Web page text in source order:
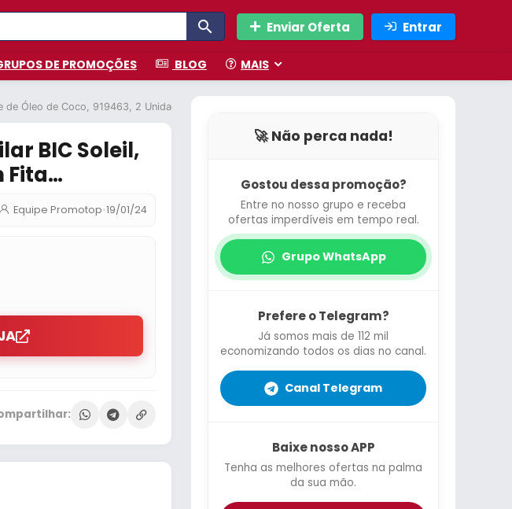
Enviar Oferta Entrar
DE PROMOÇÕES BLOG MAIS
Óleo de Coco, 919463, 2 Unidades
BIC Soleil,
Fita
de Coco,
Equipe Promotop•19/01/24
🚀 Não perca nada!
Gostou dessa promoção?
Entre no nosso grupo e receba
ofertas imperdíveis em tempo real.
Grupo WhatsApp
Prefere o Telegram?
Já somos mais de 112 mil
economizando todos os dias no canal.
Canal Telegram
Baixe nosso APP
Tenha as melhores ofertas na palma
da sua mão.